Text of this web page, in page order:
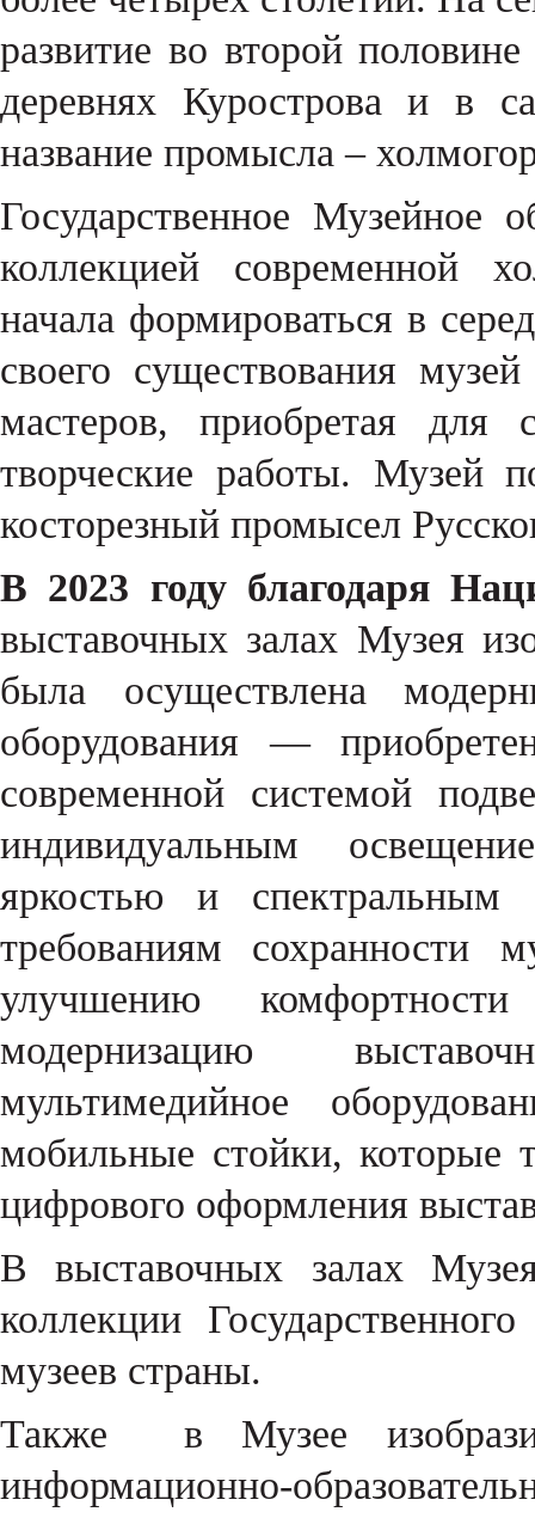
развитие во второй
деревнях Курострова и в
название промысла –
Государственное Музейное
коллекцией современной
начала формироваться в
своего существования
мастеров, приобретая для
творческие работы. Музей
косторезный промысел
В 2023 году благодаря
выставочных залах Музея
была осуществлена
оборудования —
современной системой
индивидуальным
яркостью и спектральным
требованиям сохранности
улучшению
модернизацию
мультимедийное
мобильные стойки, которые
цифрового оформления
В выставочных залах
коллекции
музеев страны.
Также в Музее
информационно-